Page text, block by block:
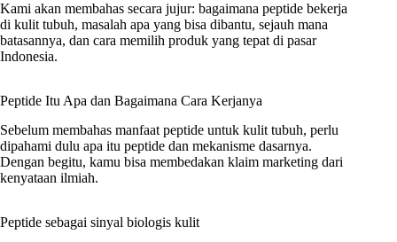
Kami akan membahas secara jujur: bagaimana peptide bekerja
di kulit tubuh, masalah apa yang bisa dibantu, sejauh mana
batasannya, dan cara memilih produk yang tepat di pasar
Indonesia.
Peptide Itu Apa dan Bagaimana Cara Kerjanya
Sebelum membahas manfaat peptide untuk kulit tubuh, perlu
dipahami dulu apa itu peptide dan mekanisme dasarnya.
Dengan begitu, kamu bisa membedakan klaim marketing dari
kenyataan ilmiah.
Peptide sebagai sinyal biologis kulit